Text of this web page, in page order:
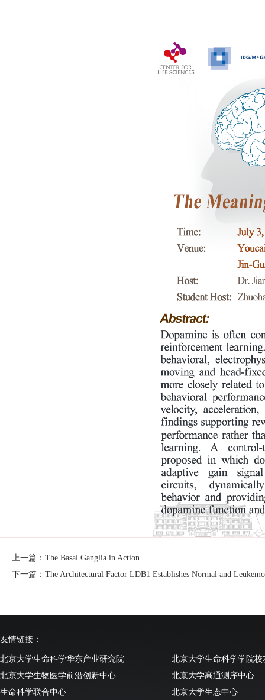
上一篇：The Basal Ganglia in Action
下一篇：The Architectural Factor LDB1 Establishes Normal and
友情链接：
北京大学生命科学华东产业研究院
北京大学生命科学学院校
北京大学生物医学前沿创新中心
北京大学高通测序中心
生命科学联合中心
北京大学生态中心